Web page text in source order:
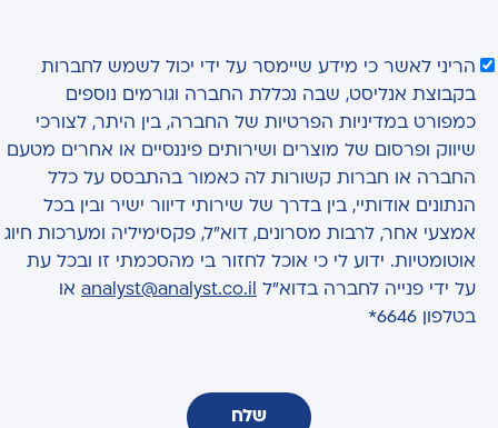
הריני לאשר כי מידע שיימסר על ידי יכול לשמש לחברות
בקבוצת אנליסט, שבה נכללת החברה וגורמים נוספים
כמפורט במדיניות הפרטיות של החברה, בין היתר, לצורכי
שיווק ופרסום של מוצרים ושירותים פיננסיים או אחרים מטעם
החברה או חברות קשורות לה כאמור בהתבסס על כלל
הנתונים אודותיי, בין בדרך של שירותי דיוור ישיר ובין בכל
אמצעי אחר, לרבות מסרונים, דוא"ל, פקסימיליה ומערכות חיוג
אוטומטיות. ידוע לי כי אוכל לחזור בי מהסכמתי זו ובכל עת
על ידי פנייה לחברה בדוא"ל analyst@analyst.co.il או
בטלפון 6646*
שלח